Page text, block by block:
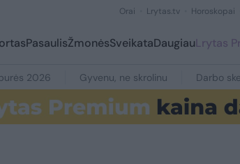
Orai Lrytas.tv Horoskopai
PasaulisŽmonėsSveikataDaugiauLrytas
2026 Gyvenu, ne skrolinu Darbo